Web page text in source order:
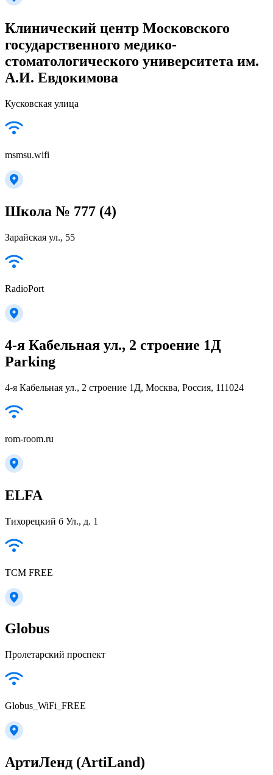
Клинический центр Московского
государственного медико-
стоматологического университета им.
А.И. Евдокимова
Кусковская улица
msmsu.wifi
Школа № 777 (4)
Зарайская ул., 55
RadioPort
4-я Кабельная ул., 2 строение 1Д
Parking
4-я Кабельная ул., 2 строение 1Д, Москва, Россия, 111024
rom-room.ru
ELFA
Тихорецкий б Ул., д. 1
TCM FREE
Globus
Пролетарский проспект
Globus_WiFi_FREE
АртиЛенд (ArtiLand)